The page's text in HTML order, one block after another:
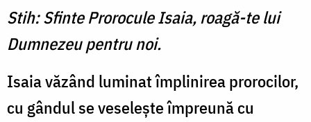
Stih: Sfinte Prorocule Isaia, roagă-te lui
Dumnezeu pentru noi.
Isaia văzând luminat împlinirea prorocilor,
cu gândul se veseleşte împreună cu